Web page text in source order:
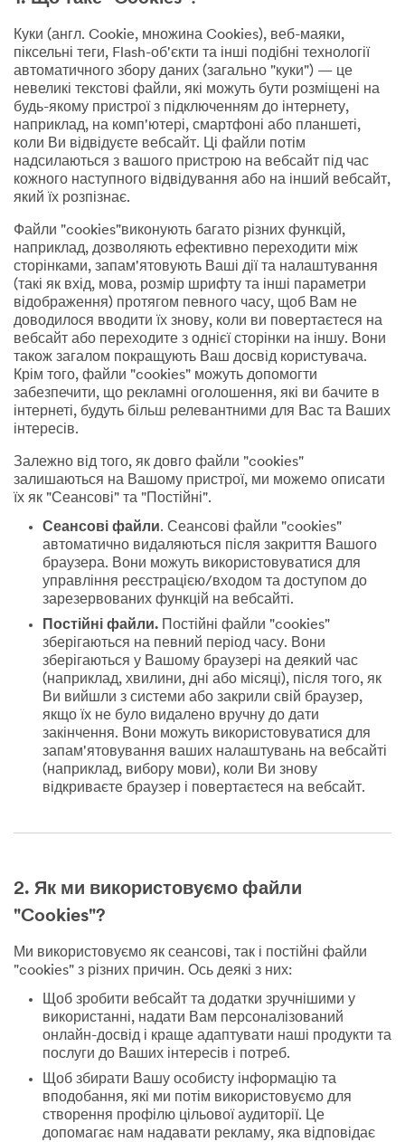
Куки (англ. Cookie, множина Cookies), веб-маяки,
піксельні теги, Flash-об'єкти та інші подібні технології
автоматичного збору даних (загально "куки") — це
невеликі текстові файли, які можуть бути розміщені на
будь-якому пристрої з підключенням до інтернету,
наприклад, на комп'ютері, смартфоні або планшеті,
коли Ви відвідуєте вебсайт. Ці файли потім
надсилаються з вашого пристрою на вебсайт під час
кожного наступного відвідування або на інший вебсайт,
який їх розпізнає.
Файли "cookies"виконують багато різних функцій,
наприклад, дозволяють ефективно переходити між
сторінками, запам'ятовують Ваші дії та налаштування
(такі як вхід, мова, розмір шрифту та інші параметри
відображення) протягом певного часу, щоб Вам не
доводилося вводити їх знову, коли ви повертаєтеся на
вебсайт або переходите з однієї сторінки на іншу. Вони
також загалом покращують Ваш досвід користувача.
Крім того, файли "cookies" можуть допомогти
забезпечити, що рекламні оголошення, які ви бачите в
інтернеті, будуть більш релевантними для Вас та Ваших
інтересів.
Залежно від того, як довго файли "cookies"
залишаються на Вашому пристрої, ми можемо описати
їх як "Сеансові" та "Постійні".
Сеансові файли. Сеансові файли "cookies"
автоматично видаляються після закриття Вашого
браузера. Вони можуть використовуватися для
управління реєстрацією/входом та доступом до
зарезервованих функцій на вебсайті.
Постійні файли. Постійні файли "cookies"
зберігаються на певний період часу. Вони
зберігаються у Вашому браузері на деякий час
(наприклад, хвилини, дні або місяці), після того, як
Ви вийшли з системи або закрили свій браузер,
якщо їх не було видалено вручну до дати
закінчення. Вони можуть використовуватися для
запам'ятовування ваших налаштувань на вебсайті
(наприклад, вибору мови), коли Ви знову
відкриваєте браузер і повертаєтеся на вебсайт.
2. Як ми використовуємо файли
"Cookies"?
Ми використовуємо як сеансові, так і постійні файли
"cookies" з різних причин. Ось деякі з них:
Щоб зробити вебсайт та додатки зручнішими у
використанні, надати Вам персоналізований
онлайн-досвід і краще адаптувати наші продукти та
послуги до Ваших інтересів і потреб.
Щоб збирати Вашу особисту інформацію та
вподобання, які ми потім використовуємо для
створення профілю цільової аудиторії. Це
допомагає нам надавати рекламу, яка відповідає